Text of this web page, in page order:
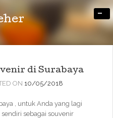
-
di Surabaya
ON 10/05/2018
, untuk Anda yang lagi
sebagai souvenir